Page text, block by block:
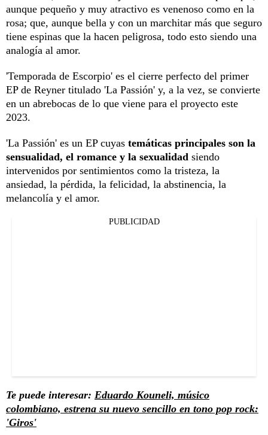
aunque pequeño y muy atractivo es venenoso como en la
rosa; que, aunque bella y con un marchitar más que seguro
tiene espinas que la hacen peligrosa, todo esto siendo una
analogía al amor.
'Temporada de Escorpio' es el cierre perfecto del primer
EP de Reyner titulado 'La Passión' y, a la vez, se convierte
en un abrebocas de lo que viene para el proyecto este
2023.
'La Passión' es un EP cuyas temáticas principales son la
sensualidad, el romance y la sexualidad siendo
intervenidos por sentimientos como la tristeza, la
ansiedad, la pérdida, la felicidad, la abstinencia, la
melancolía y el amor.
PUBLICIDAD
Te puede interesar: Eduardo Kouneli, músico
colombiano, estrena su nuevo sencillo en tono pop rock:
'Giros'